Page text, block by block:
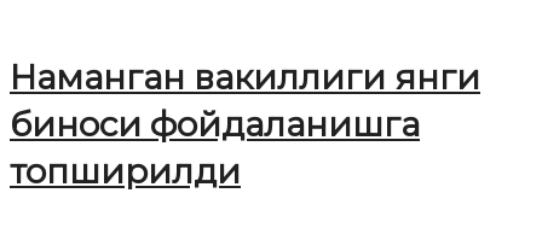
Наманган вакиллиги янги
биноси фойдаланишга
топширилди